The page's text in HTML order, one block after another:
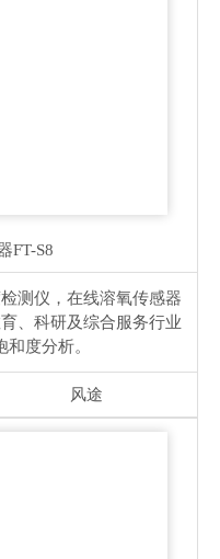
FT-S8
测仪，在线溶氧传感器
、科研及综合服务行业
度分析。
风途